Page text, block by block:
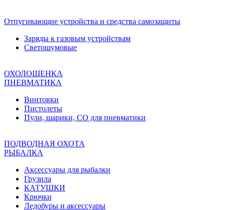
Отпугивающие устройства и средства самозащиты
Заряды к газовым устройствам
Светошумовые
ОХОЛОЩЕНКА
ПНЕВМАТИКА
Винтовки
Пистолеты
Пули, шарики, СО для пневматики
ПОДВОДНАЯ ОХОТА
РЫБАЛКА
Аксессуары для рыбалки
Грузила
КАТУШКИ
Крючки
Ледобуры и аксессуары